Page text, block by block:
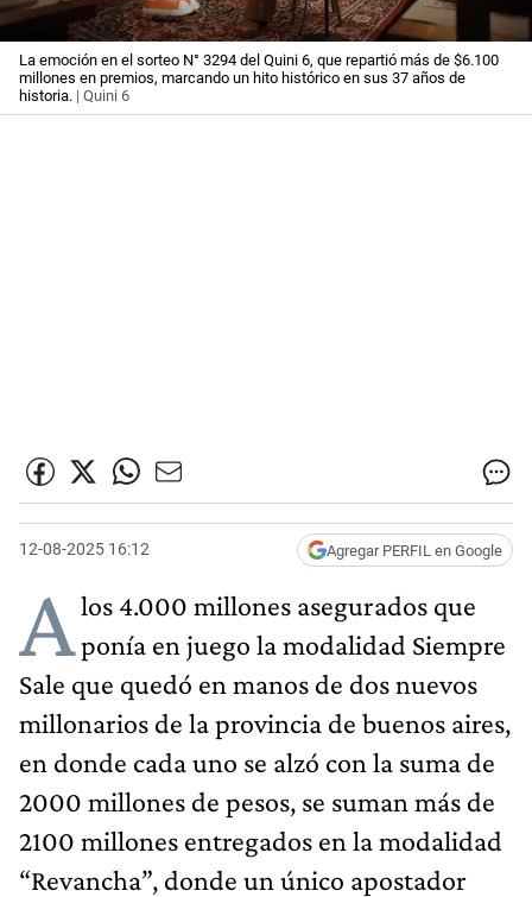
La emoción en el sorteo N° 3294 del Quini 6, que repartió más de $6.100
millones en premios, marcando un hito histórico en sus 37 años de
historia. | Quini 6
12-08-2025 16:12 Agregar PERFIL en Google
Alos 4.000 millones asegurados que
ponía en juego la modalidad Siempre
Sale que quedó en manos de dos nuevos
millonarios de la provincia de buenos aires,
en donde cada uno se alzó con la suma de
2000 millones de pesos, se suman más de
2100 millones entregados en la modalidad
“Revancha”, donde un único apostador